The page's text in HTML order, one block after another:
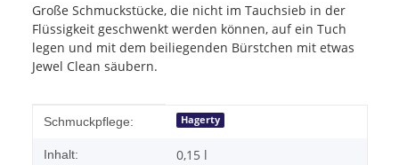
Große Schmuckstücke, die nicht im Tauchsieb in der
Flüssigkeit geschwenkt werden können, auf ein Tuch
legen und mit dem beiliegenden Bürstchen mit etwas
Jewel Clean säubern.
Produkteigenschaft
Wert
Schmuckpflege: Hagerty
Inhalt: 0,15 l